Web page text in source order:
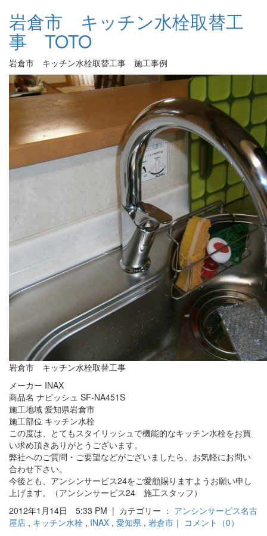
岩倉市 キッチン水栓取替工
事 TOTO
岩倉市 キッチン水栓取替工事 施工事例
岩倉市 キッチン水栓取替工事
メーカー INAX
商品名 ナビッシュ SF-NA451S
施工地域 愛知県岩倉市
施工部位 キッチン水栓
この度は、とてもスタイリッシュで機能的なキッチン水栓をお買
い求め頂きありがとうございます。
弊社へのご質問・ご要望などがございましたら、お気軽にお問い
合わせ下さい。
今後とも、アンシンサービス24をご愛顧賜りますようお願い申し
上げます。（アンシンサービス24 施工スタッフ）
2012年1月14日 5:33 PM | カテゴリー ： アンシンサービス名古
屋店 , キッチン水栓 , INAX , 愛知県 , 岩倉市 ｜ コメント（0）